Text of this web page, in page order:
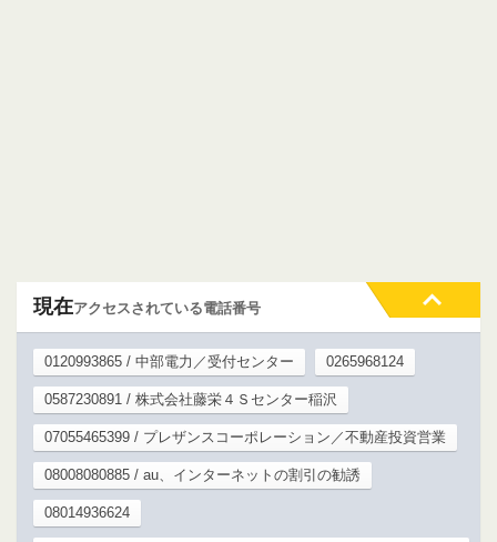
現在アクセスされている電話番号
0120993865 / 中部電力／受付センター 0265968124
0587230891 / 株式会社藤栄４Ｓセンター稲沢
07055465399 / プレザンスコーポレーション／不動産投資営業
08008080885 / au、インターネットの割引の勧誘
08014936624